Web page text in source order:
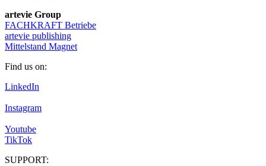
artevie Group
FACHKRAFT Betriebe
artevie publishing
Mittelstand Magnet
Find us on:
LinkedIn
Instagram
Youtube
TikTok
SUPPORT: